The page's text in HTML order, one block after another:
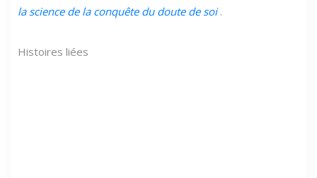
la science de la conquête du doute de soi .
Histoires liées